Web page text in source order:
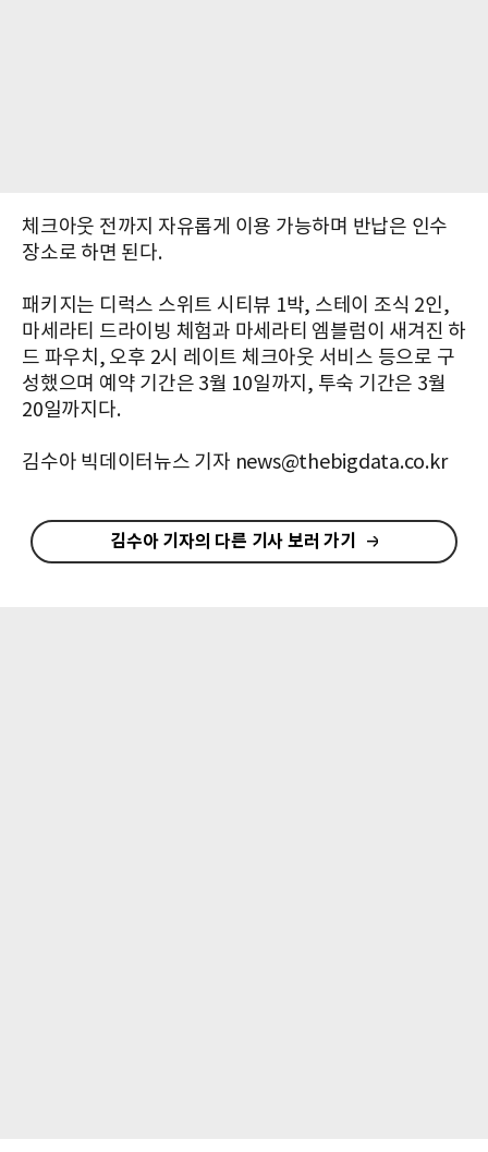
체크아웃 전까지 자유롭게 이용 가능하며 반납은 인수
장소로 하면 된다.
패키지는 디럭스 스위트 시티뷰 1박, 스테이 조식 2인,
마세라티 드라이빙 체험과 마세라티 엠블럼이 새겨진 하
드 파우치, 오후 2시 레이트 체크아웃 서비스 등으로 구
성했으며 예약 기간은 3월 10일까지, 투숙 기간은 3월
20일까지다.
김수아 빅데이터뉴스 기자 news@thebigdata.co.kr
김수아 기자의 다른 기사 보러 가기